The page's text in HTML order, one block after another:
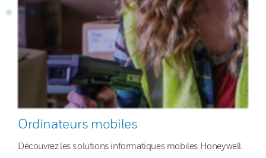
Ordinateurs mobiles
Découvrez les solutions informatiques mobiles Honeywell.